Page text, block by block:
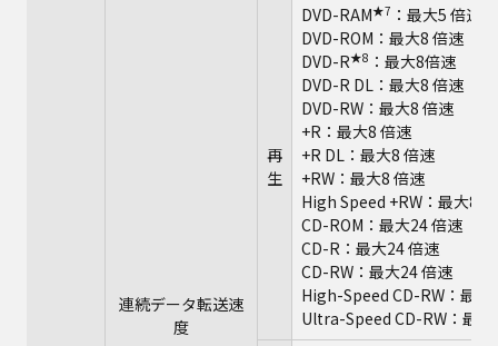
連続データ転送速
度
再
生
DVD-RAM★7 ：最大5 倍速
DVD-ROM：最大8 倍速
DVD-R★8 ：最大8倍速
DVD-R DL：最大8 倍速
DVD-RW：最大8 倍速
+R：最大8 倍速
+R DL：最大8 倍速
+RW：最大8 倍速
High Speed +RW：最大8
CD-ROM：最大24 倍速
CD-R：最大24 倍速
CD-RW：最大24 倍速
High-Speed CD-RW：最大
Ultra-Speed CD-RW：最大